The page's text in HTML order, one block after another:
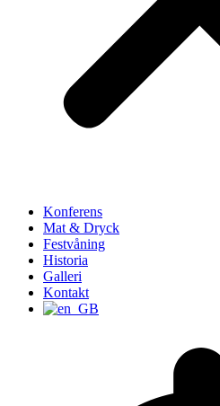
Konferens
Mat & Dryck
Festvåning
Historia
Galleri
Kontakt